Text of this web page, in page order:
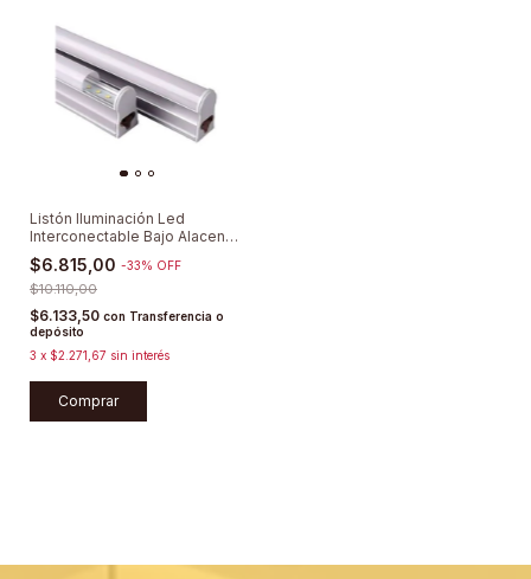
Listón Iluminación Led
Interconectable Bajo Alacena
60cm
$6.815,00 -33% OFF
$10.110,00
$6.133,50 con Transferencia o
depósito
3 x $2.271,67 sin interés
Comprar